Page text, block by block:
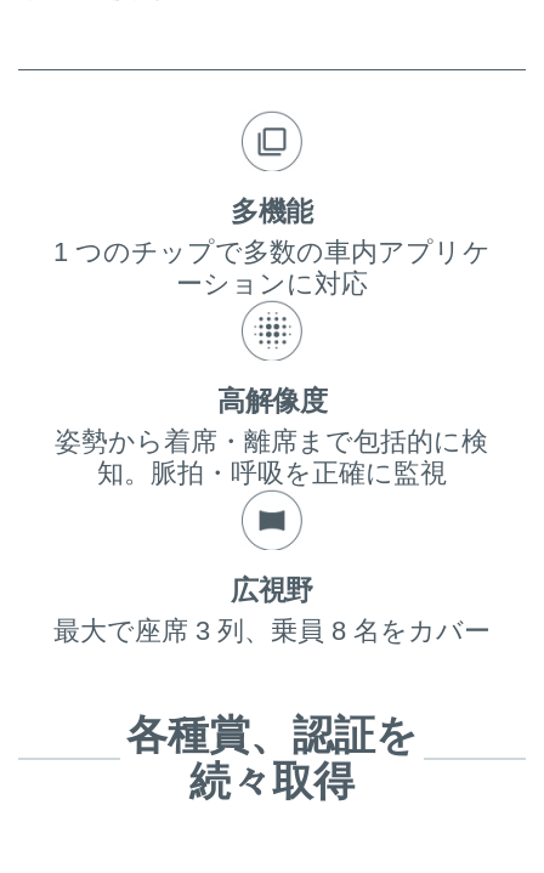
多機能
1 つのチップで多数の車内アプリケ
ーションに対応
高解像度
姿勢から着席・離席まで包括的に検
知。脈拍・呼吸を正確に監視
広視野
最大で座席 3 列、乗員 8 名をカバー
各種賞、認証を
続々取得